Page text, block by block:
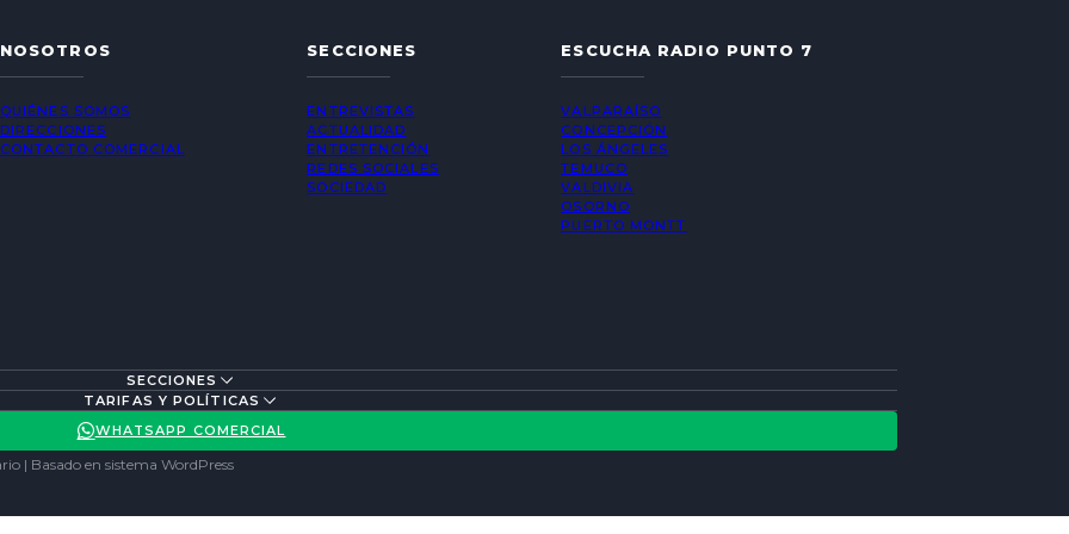
NOSOTROS
QUIÉNES SOMOS
DIRECCIONES
CONTACTO COMERCIAL
SECCIONES
ENTREVISTAS
ACTUALIDAD
ENTRETENCIÓN
REDES SOCIALES
SOCIEDAD
ESCUCHA RADIO PUNTO 7
VALPARAÍSO
CONCEPCIÓN
LOS ÁNGELES
TEMUCO
VALDIVIA
OSORNO
PUERTO MONTT
SECCIONES
TARIFAS Y POLÍTICAS
WHATSAPP COMERCIAL
| Basado en sistema WordPress